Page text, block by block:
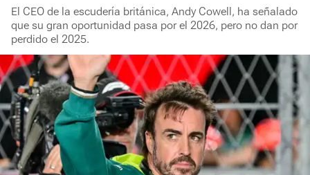
El CEO de la escudería británica, Andy Cowell, ha señalado
que su gran oportunidad pasa por el 2026, pero no dan por
perdido el 2025.